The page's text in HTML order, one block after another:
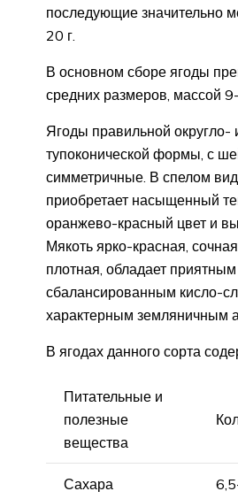
последующие значительно
20 г.
В основном сборе ягоды
средних размеров, массой
Ягоды правильной округло-
тупоконической формы, с
симметричные. В спелом
приобретает насыщенный
оранжево-красный цвет и
Мякоть ярко-красная,
плотная, обладает
сбалансированным кисло-
характерным земляничным
В ягодах данного сорта
Питательные и
полезные
вещества
Сахара